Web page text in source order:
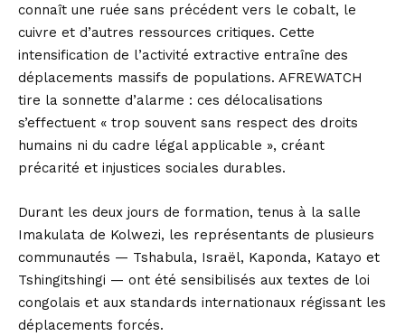
connaît une ruée sans précédent vers le cobalt, le
cuivre et d’autres ressources critiques. Cette
intensification de l’activité extractive entraîne des
déplacements massifs de populations. AFREWATCH
tire la sonnette d’alarme : ces délocalisations
s’effectuent « trop souvent sans respect des droits
humains ni du cadre légal applicable », créant
précarité et injustices sociales durables.
Durant les deux jours de formation, tenus à la salle
Imakulata de Kolwezi, les représentants de plusieurs
communautés — Tshabula, Israël, Kaponda, Katayo et
Tshingitshingi — ont été sensibilisés aux textes de loi
congolais et aux standards internationaux régissant les
déplacements forcés.